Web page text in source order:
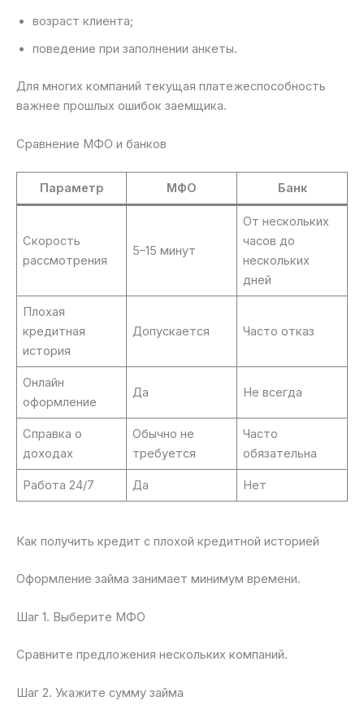
возраст клиента;
поведение при заполнении анкеты.
Для многих компаний текущая платежеспособность
важнее прошлых ошибок заемщика.
Сравнение МФО и банков
Параметр МФО Банк
Скорость
рассмотрения
5–15 минут
От нескольких
часов до
нескольких
дней
Плохая
кредитная
история
Допускается Часто отказ
Онлайн
оформление
Да Не всегда
Справка о
доходах
Обычно не
требуется
Часто
обязательна
Работа 24/7 Да Нет
Как получить кредит с плохой кредитной историей
Оформление займа занимает минимум времени.
Шаг 1. Выберите МФО
Сравните предложения нескольких компаний.
Шаг 2. Укажите сумму займа